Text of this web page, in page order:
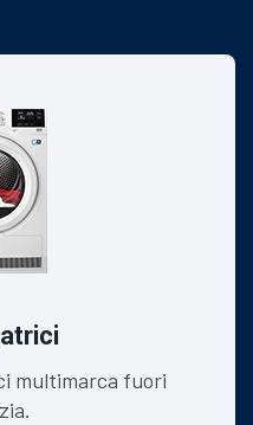
multimarca fuori